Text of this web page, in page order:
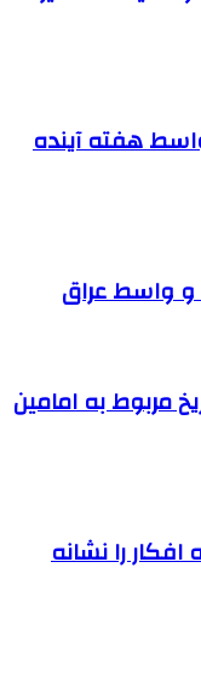
هفته آینده
و واسط عراق
مربوط به امامین
را نشانه